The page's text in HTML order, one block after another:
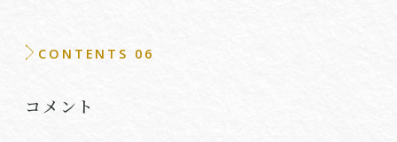
CONTENTS 06
コメント